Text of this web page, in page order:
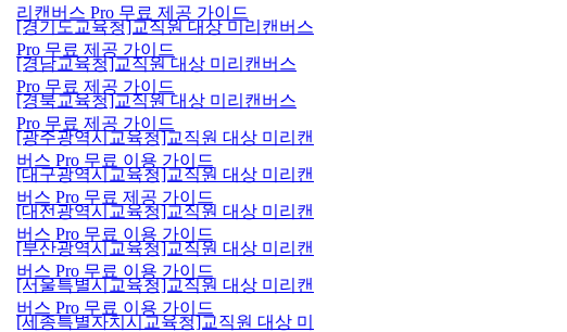
리캔버스 Pro 무료 제공 가이드
[경기도교육청]교직원 대상 미리캔버스
Pro 무료 제공 가이드
[경남교육청]교직원 대상 미리캔버스
Pro 무료 제공 가이드
[경북교육청]교직원 대상 미리캔버스
Pro 무료 제공 가이드
[광주광역시교육청]교직원 대상 미리캔
버스 Pro 무료 이용 가이드
[대구광역시교육청]교직원 대상 미리캔
버스 Pro 무료 제공 가이드
[대전광역시교육청]교직원 대상 미리캔
버스 Pro 무료 이용 가이드
[부산광역시교육청]교직원 대상 미리캔
버스 Pro 무료 이용 가이드
[서울특별시교육청]교직원 대상 미리캔
버스 Pro 무료 이용 가이드
[세종특별자치시교육청]교직원 대상 미